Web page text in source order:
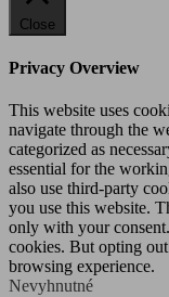
Close
Privacy Overview
This website uses
navigate through the
categorized as
essential for the
also use third-party
you use this website.
only with your
cookies. But opting
browsing experience.
Nevyhnutné